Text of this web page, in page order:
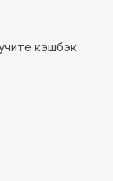
кэшбэк